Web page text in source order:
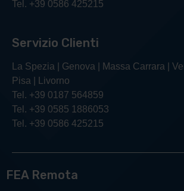
Tel. +39 0586 425215
Servizio Clienti
La Spezia | Genova | Massa Carrara |
Pisa | Livorno
Tel. +39 0187 564859
Tel. +39 0585 1886053
Tel. +39 0586 425215
FEA Remota